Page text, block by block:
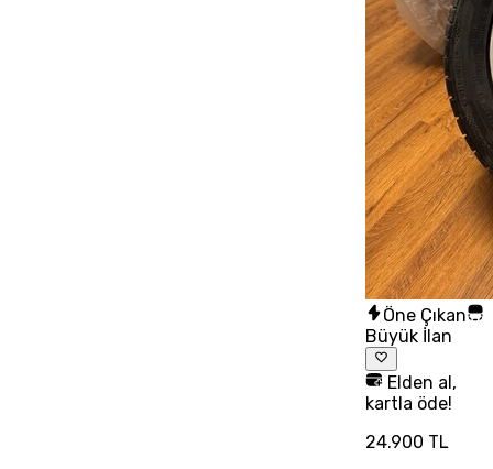
Öne Çıkan
Büyük İlan
Elden al,
kartla öde!
24.900 TL